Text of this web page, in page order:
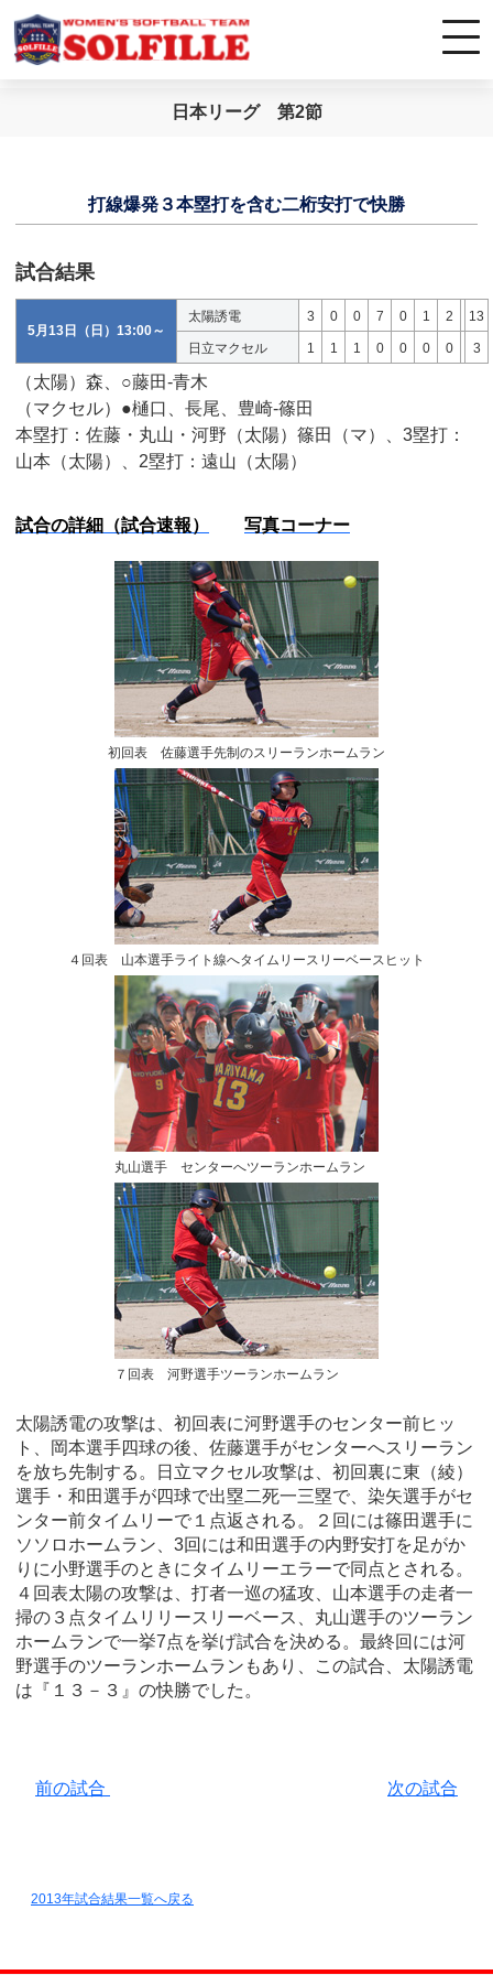
日本リーグ 第2節
打線爆発３本塁打を含む二桁安打で快勝
試合結果
5月13日（日）13:00～
太陽誘電 3 0 0 7 0 1 2 13
日立マクセル 1 1 1 0 0 0 0 3
（太陽）森、○藤田-青木
（マクセル）●樋口、長尾、豊崎-篠田
本塁打：佐藤・丸山・河野（太陽）篠田（マ）、3塁打：
山本（太陽）、2塁打：遠山（太陽）
試合の詳細（試合速報） 写真コーナー
初回表 佐藤選手先制のスリーランホームラン
４回表 山本選手ライト線へタイムリースリーベースヒット
丸山選手 センターへツーランホームラン
７回表 河野選手ツーランホームラン
太陽誘電の攻撃は、初回表に河野選手のセンター前ヒッ
ト、岡本選手四球の後、佐藤選手がセンターへスリーラン
を放ち先制する。日立マクセル攻撃は、初回裏に東（綾）
選手・和田選手が四球で出塁二死一三塁で、染矢選手がセ
ンター前タイムリーで１点返される。２回には篠田選手に
ソソロホームラン、3回には和田選手の内野安打を足がか
りに小野選手のときにタイムリーエラーで同点とされる。
４回表太陽の攻撃は、打者一巡の猛攻、山本選手の走者一
掃の３点タイムリリースリーベース、丸山選手のツーラン
ホームランで一挙7点を挙げ試合を決める。最終回には河
野選手のツーランホームランもあり、この試合、太陽誘電
は『１３－３』の快勝でした。
前の試合 次の試合
2013年試合結果一覧へ戻る